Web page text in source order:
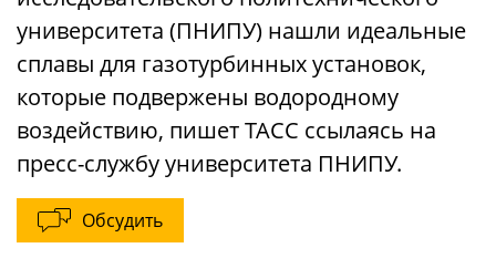
университета (ПНИПУ) нашли идеальные
сплавы для газотурбинных установок,
которые подвержены водородному
воздействию, пишет ТАСС ссылаясь на
пресс-службу университета ПНИПУ.
Обсудить